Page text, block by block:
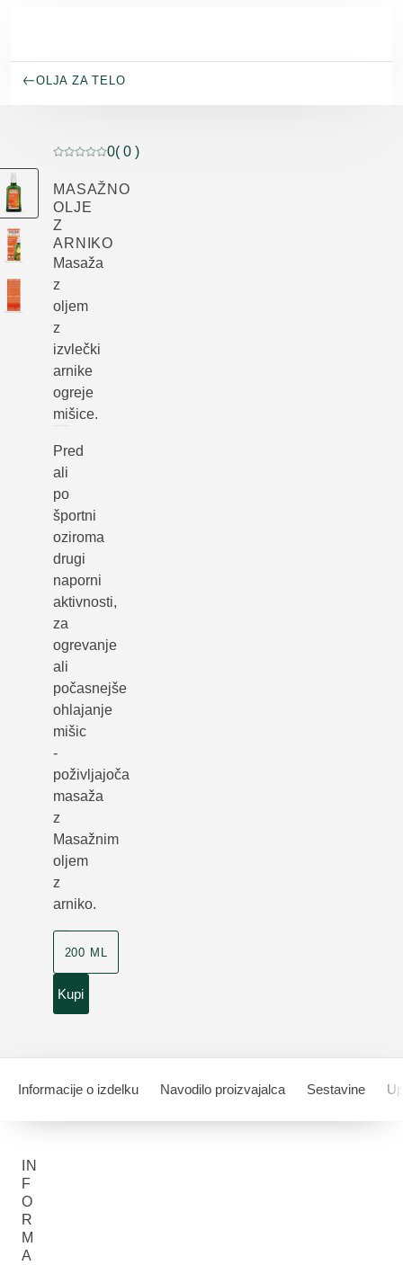
OLJA ZA TELO
Trenutna ocena: 0 od 5 zvezdic ocenil/-a 0 kupcev
0( 0 )
MASAŽNO
OLJE
Z
ARNIKO
Masaža
z
oljem
z
izvlečki
arnike
ogreje
mišice.
Pred
ali
po
športni
oziroma
drugi
naporni
aktivnosti,
za
ogrevanje
ali
počasnejše
ohlajanje
mišic
-
poživljajoča
masaža
z
Masažnim
oljem
z
arniko.
200 ML
Kupi
Informacije o izdelku Navodilo proizvajalca Sestavine
IN
F
O
R
M
A